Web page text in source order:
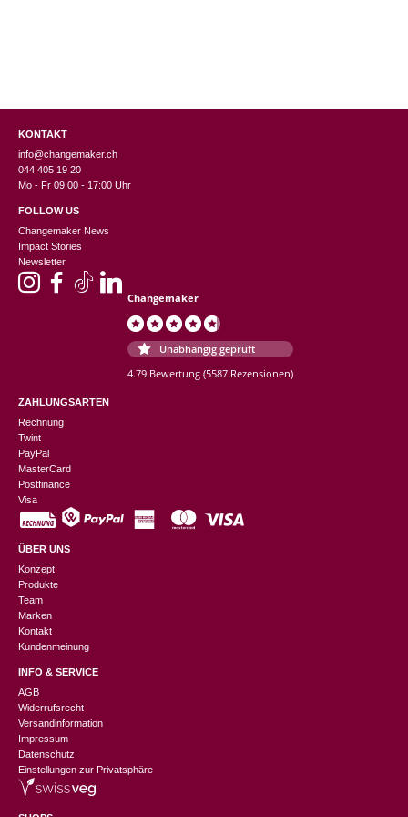
KONTAKT
info@changemaker.ch
044 405 19 20
Mo - Fr 09:00 - 17:00 Uhr
FOLLOW US
Changemaker News
Impact Stories
Newsletter
Changemaker
Unabhängig geprüft
4.79 Bewertung (5587 Rezensionen)
ZAHLUNGSARTEN
Rechnung
Twint
PayPal
MasterCard
Postfinance
Visa
ÜBER UNS
Konzept
Produkte
Team
Marken
Kontakt
Kundenmeinung
INFO & SERVICE
AGB
Widerrufsrecht
Versandinformation
Impressum
Datenschutz
Einstellungen zur Privatsphäre